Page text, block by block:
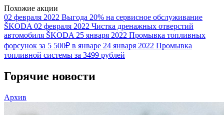
Похожие акции
02 февраля 2022 Выгода 20% на сервисное обслуживание
ŠKODA 02 февраля 2022 Чистка дренажных отверстий
автомобиля ŠKODA 25 января 2022 Промывка топливных
форсунок за 5 500₽ в январе 24 января 2022 Промывка
топливной системы за 3499 рублей
Горячие новости
Архив